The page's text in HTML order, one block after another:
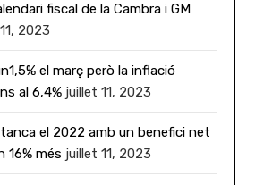
fiscal de la Cambra i GM
2023
el març però la inflació
al 6,4% juillet 11, 2023
el 2022 amb un benefici net
16% més juillet 11, 2023